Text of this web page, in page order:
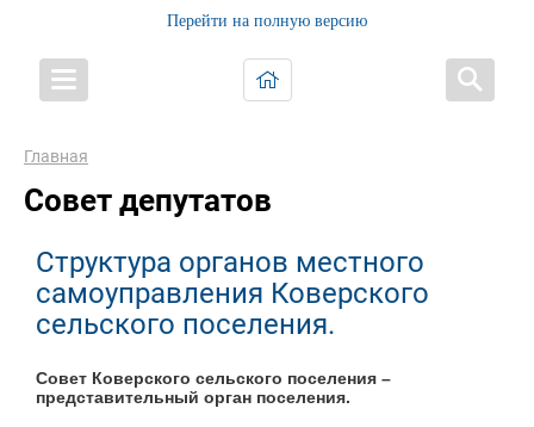
Перейти на полную версию
Главная
Совет депутатов
Структура органов местного
самоуправления Коверского
сельского поселения.
Совет Коверского сельского поселения –
представительный орган поселения.